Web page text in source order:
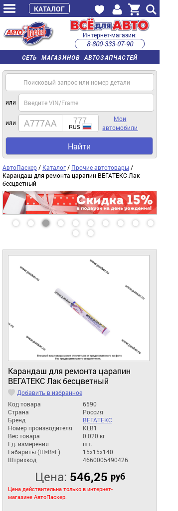
СЕТЬ МАГАЗИНОВ АВТОЗАПЧАСТЕЙ
Интернет-магазин:
8-800-333-07-90
часы работы с 9:00 до 22:00 (пн-пт)
или
или
Мои
автомобили
Найти
АвтоПаскер / Каталог / Прочие автотовары /
Карандаш для ремонта царапин ВЕГАТЕКС Лак
бесцветный
Карандаш для ремонта царапин
ВЕГАТЕКС Лак бесцветный
Добавить в избранное
Код товара
6590
Страна
Россия
Бренд
ВЕГАТЕКС
Номер производителя
KLB1
Вес товара
0.020 кг
Ед. измерения
шт.
Габариты (Ш×В×Г)
15x15x140
Штрихкод
4660005490426
Цена: 546,25 руб
Цена действительна только в интернет-
магазине АвтоПаскер.
КАТАЛОГ